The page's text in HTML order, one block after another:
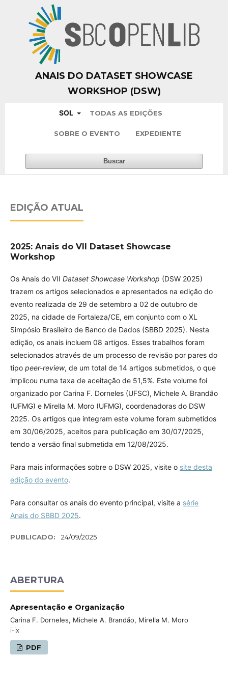
ANAIS DO DATASET SHOWCASE
WORKSHOP (DSW)
SOL TODAS AS EDIÇÕES
SOBRE O EVENTO EXPEDIENTE
Buscar
EDIÇÃO ATUAL
2025: Anais do VII Dataset Showcase
Workshop
Os Anais do VII Dataset Showcase Workshop (DSW 2025)
trazem os artigos selecionados e apresentados na edição do
evento realizada de 29 de setembro a 02 de outubro de
2025, na cidade de Fortaleza/CE, em conjunto com o XL
Simpósio Brasileiro de Banco de Dados (SBBD 2025). Nesta
edição, os anais incluem 08 artigos. Esses trabalhos foram
selecionados através de um processo de revisão por pares do
tipo peer-review, de um total de 14 artigos submetidos, o que
implicou numa taxa de aceitação de 51,5%. Este volume foi
organizado por Carina F. Dorneles (UFSC), Michele A. Brandão
(UFMG) e Mirella M. Moro (UFMG), coordenadoras do DSW
2025. Os artigos que integram este volume foram submetidos
em 30/06/2025, aceitos para publicação em 30/07/2025,
tendo a versão final submetida em 12/08/2025.
Para mais informações sobre o DSW 2025, visite o site desta
edição do evento.
Para consultar os anais do evento principal, visite a série
Anais do SBBD 2025.
PUBLICADO: 24/09/2025
ABERTURA
Apresentação e Organização
Carina F. Dorneles, Michele A. Brandão, Mirella M. Moro
i-ix
PDF